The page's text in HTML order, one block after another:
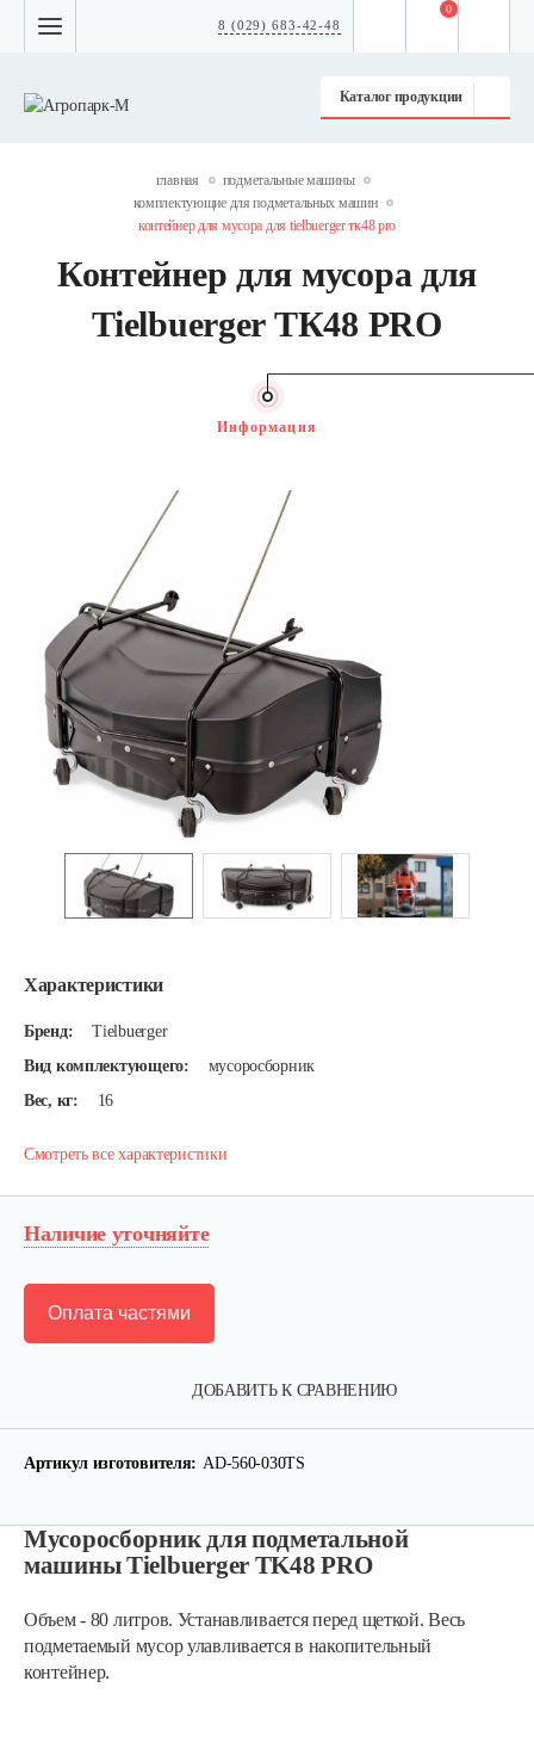
8 (029) 683-42-48
Каталог продукции
0
главная
подметальные машины
комплектующие для подметальных машин
контейнер для мусора для tielbuerger тк48 pro
Контейнер для мусора для
Tielbuerger ТК48 PRO
Характеристики
Бренд:
Tielbuerger
Вид комплектующего:
мусоросборник
Вес, кг:
16
Смотреть все характеристики
Информация
Наличие уточняйте
ДОБАВИТЬ К СРАВНЕНИЮ
Оплата частями
Артикул изготовителя: AD-560-030TS
Мусоросборник для подметальной
машины Tielbuerger TK48 PRO
Объем - 80 литров. Устанавливается перед щеткой. Весь
подметаемый мусор улавливается в накопительный
контейнер.